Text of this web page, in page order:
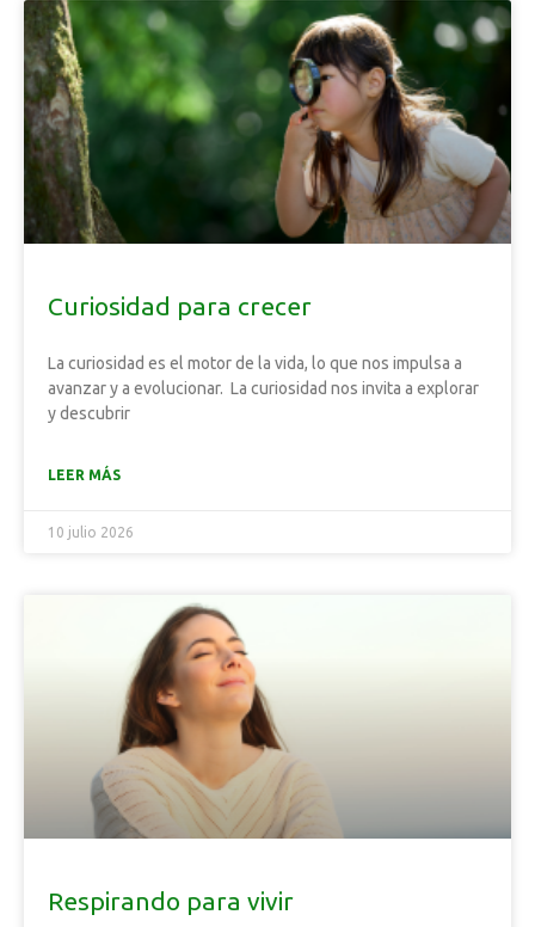
Curiosidad para crecer
La curiosidad es el motor de la vida, lo que nos impulsa a
avanzar y a evolucionar. La curiosidad nos invita a explorar
y descubrir
LEER MÁS
10 julio 2026
Respirando para vivir